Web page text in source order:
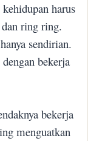
harus
ring ring.
sendirian.
bekerja
bekerja
menguatkan